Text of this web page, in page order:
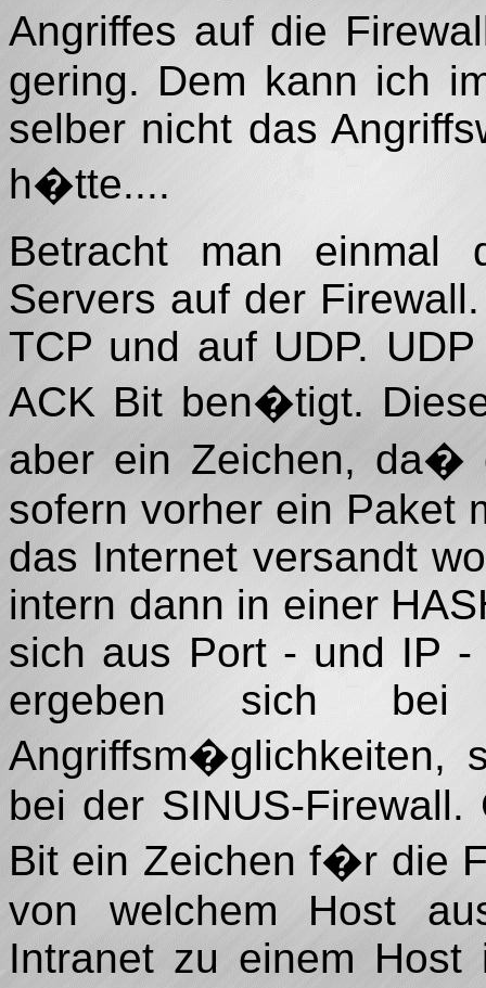
Angriffes auf die
gering. Dem kann ich
selber nicht das
h�tte....
Betracht man einmal
Servers auf der
TCP und auf UDP.
ACK Bit ben�tigt.
aber ein Zeichen, da�
sofern vorher ein Paket
das Internet versandt
intern dann in einer
sich aus Port - und IP -
ergeben sich bei
Angriffsm�glichkeiten,
bei der SINUS-
Bit ein Zeichen f�r die
von welchem Host
Intranet zu einem Host